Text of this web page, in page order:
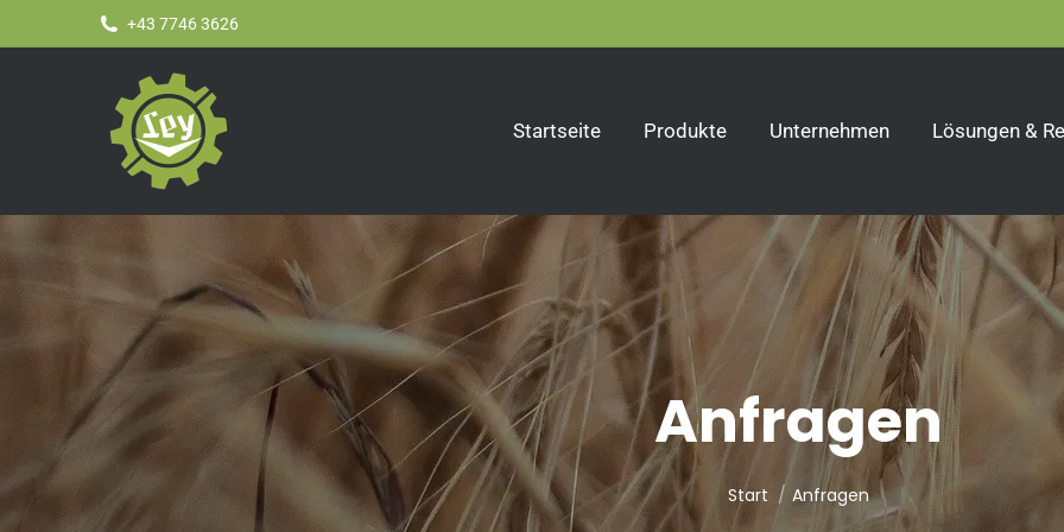
+43 7746 3626
Startseite Produkte Unternehmen Lösungen &
Anfragen
Sie befinden sich hier:
Start Anfragen